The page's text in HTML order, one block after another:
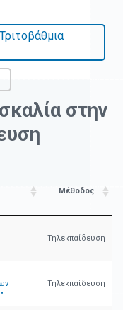
στην
Μέθοδος
Τηλεκπαίδευση
Τηλεκπαίδευση